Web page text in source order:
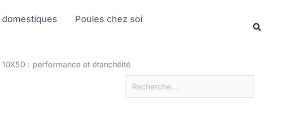
domestiques
Poules chez soi
: performance et étanchéité